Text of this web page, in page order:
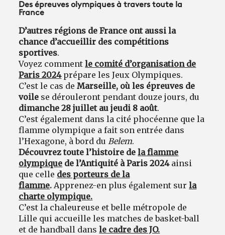
Des épreuves olympiques à travers toute la
France
D’autres régions de France ont aussi la
chance d’accueillir des compétitions
sportives.
Voyez commentle comité d’organisation de
Paris 2024prépare les Jeux Olympiques.
C’est le cas deMarseille, où les épreuves de
voile se dérouleront pendant douze jours, du
dimanche 28 juillet au jeudi 8 août.
C’est également dans la cité phocéenne que la
flamme olympique a fait son entrée dans
l’Hexagone, à bord du Belem.
Découvrez toute l’histoire dela flamme
olympique de l’Antiquité à Paris 2024ainsi
que celle des porteurs de la
flamme. Apprenez-en plus également surla
charte olympique.
C’est la chaleureuse et belle métropole de
Lille qui accueille les matches de basket-ball
et de handball dansle cadre des JO.